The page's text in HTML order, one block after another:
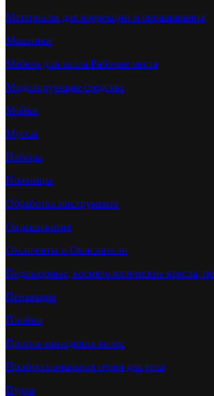
Материалы для коррекции и окрашивания
Машинки
Мебель для холла.Рабочие места
Моделирующие средства
Мойки
Муссы
Наборы
Ножницы
Обработка инструмента
Окрашивание
Оксигенты и Окислители
Педикюрные, косметологические кресла,
Пеньюары
Плойки
Против выпадения волос
Профессиональная серия для тела
Пудра